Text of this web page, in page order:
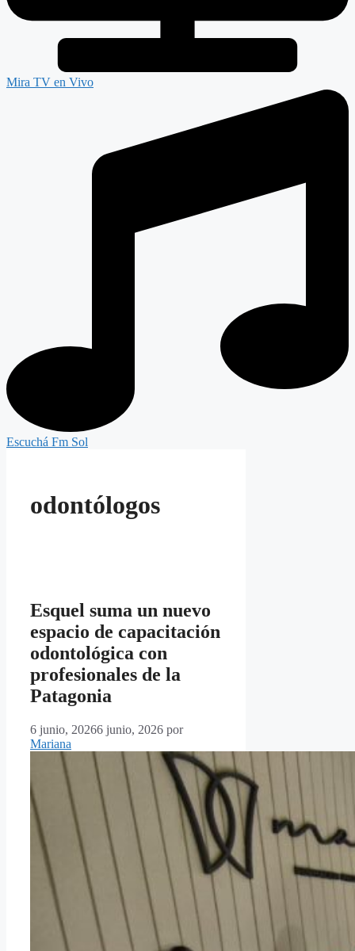
Mira TV en Vivo
Escuchá Fm Sol
odontólogos
Esquel suma un nuevo
espacio de capacitación
odontológica con
profesionales de la
Patagonia
6 junio, 20266 junio, 2026 por
Mariana